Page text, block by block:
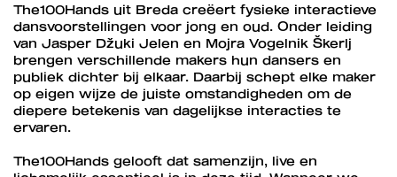
The100Hands uit Breda creëert fysieke interactieve
dansvoorstellingen voor jong en oud. Onder leiding
van Jasper Džuki Jelen en Mojra Vogelnik Škerlj
brengen verschillende makers hun dansers en
publiek dichter bij elkaar. Daarbij schept elke maker
op eigen wijze de juiste omstandigheden om de
diepere betekenis van dagelijkse interacties te
ervaren.
The100Hands gelooft dat samenzijn, live en
Inzoomen